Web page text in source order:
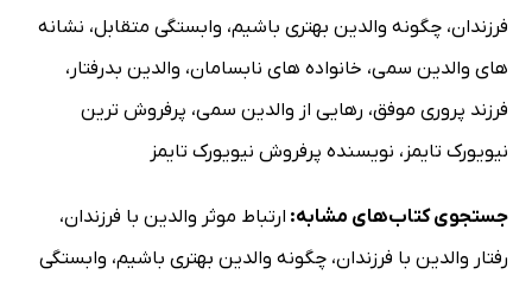
فرزندان، چگونه والدین بهتری باشیم، وابستگی متقابل، نشانه
های والدین سمی، خانواده های نابسامان، والدین بدرفتار ،
فرزند پروری موفق، رهایی از والدین سمی، پرفروش ترین
نیویورک تایمز ، نویسنده پرفروش نیویورک تایمز
جستجوی کتاب‌های مشابه: ارتباط موثر والدین با فرزندان،
رفتار والدین با فرزندان، چگونه والدین بهتری باشیم، وابستگی